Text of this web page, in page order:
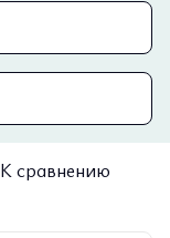
К сравнению